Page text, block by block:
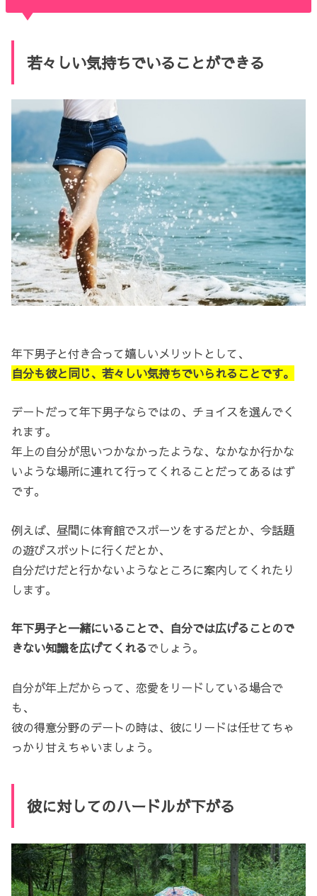
若々しい気持ちでいることができる
年下男子と付き合って嬉しいメリットとして、
自分も彼と同じ、若々しい気持ちでいられることです。
デートだって年下男子ならではの、チョイスを選んでく
れます。
年上の自分が思いつかなかったような、なかなか行かな
いような場所に連れて行ってくれることだってあるはず
です。
例えば、昼間に体育館でスポーツをするだとか、今話題
の遊びスポットに行くだとか、
自分だけだと行かないようなところに案内してくれたり
します。
年下男子と一緒にいることで、自分では広げることので
きない知識を広げてくれるでしょう。
自分が年上だからって、恋愛をリードしている場合で
も、
彼の得意分野のデートの時は、彼にリードは任せてちゃ
っかり甘えちゃいましょう。
彼に対してのハードルが下がる